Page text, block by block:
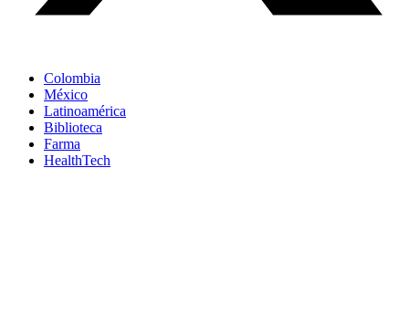
Colombia
México
Latinoamérica
Biblioteca
Farma
HealthTech